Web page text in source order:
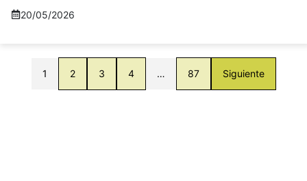
20/05/2026
1 2 3 4 … 87 Siguiente